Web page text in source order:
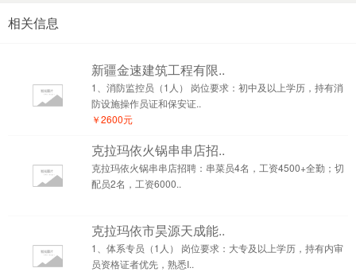
相关信息
新疆金速建筑工程有限..
1、消防监控员（1人） 岗位要求：初中及以上学历，持有消
防设施操作员证和保安证..
￥2600元
克拉玛依火锅串串店招..
克拉玛依火锅串串店招聘：串菜员4名，工资4500+全勤；切
配员2名，工资6000..
克拉玛依市昊源天成能..
1、体系专员（1人） 岗位要求：大专及以上学历，持有内审
员资格证者优先，熟悉I..